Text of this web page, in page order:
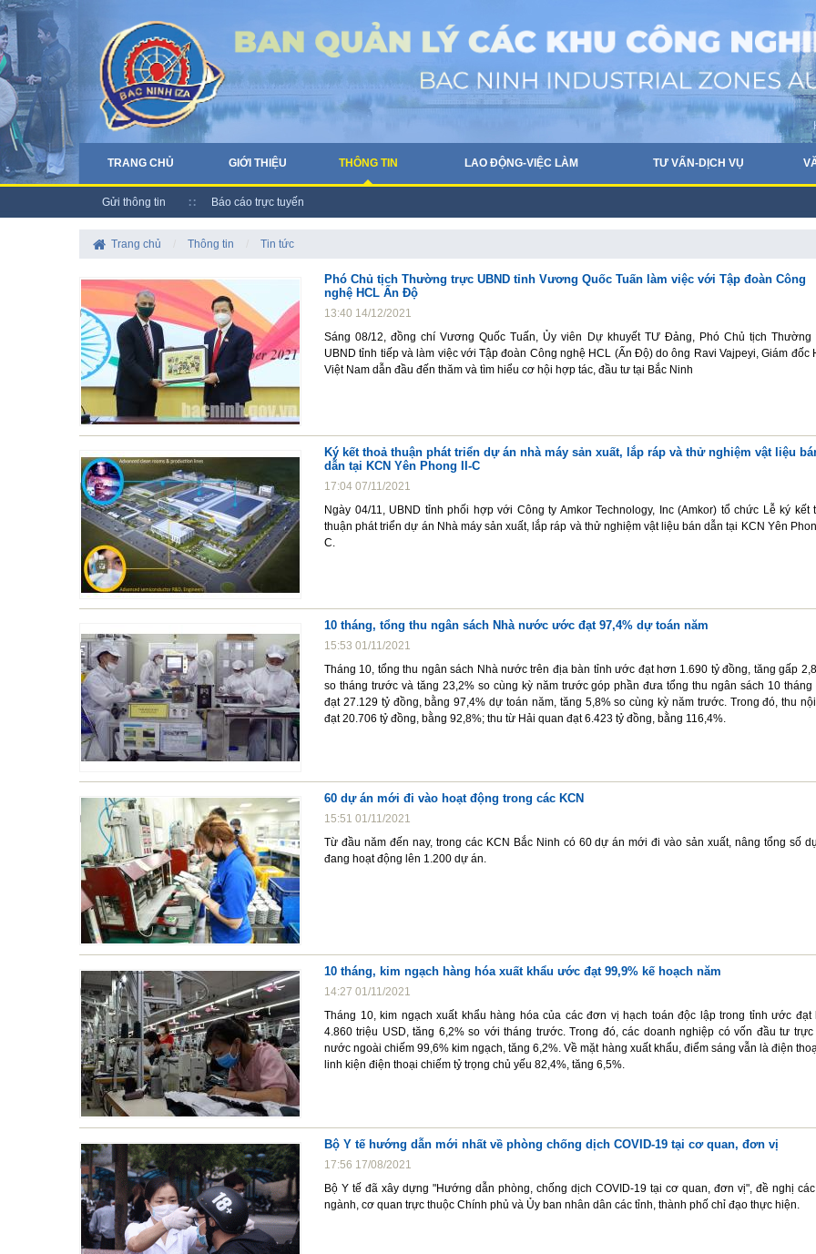
TRANG CHỦ GIỚI THIỆU THÔNG TIN LAO ĐỘNG-VIỆC LÀM TƯ VẤN-DỊCH VỤ
Gửi thông tin Báo cáo trực tuyến
Trang chủ Thông tin Tin tức
Phó Chủ tịch Thường trực UBND tỉnh Vương Quốc Tuấn làm việc với Tập đoàn Công
nghệ HCL Ấn Độ
13:40 14/12/2021
Sáng 08/12, đồng chí Vương Quốc Tuấn, Ủy viên Dự khuyết TƯ Đảng, Phó Chủ tịch Thường
UBND tỉnh tiếp và làm việc với Tập đoàn Công nghệ HCL (Ấn Độ) do ông Ravi Vajpeyi, Giám đốc
Việt Nam dẫn đầu đến thăm và tìm hiểu cơ hội hợp tác, đầu tư tại Bắc Ninh
Ký kết thoả thuận phát triển dự án nhà máy sản xuất, lắp ráp và thử nghiệm vật liệu
dẫn tại KCN Yên Phong II-C
17:04 07/11/2021
Ngày 04/11, UBND tỉnh phối hợp với Công ty Amkor Technology, Inc (Amkor) tổ chức Lễ ký kết
thuận phát triển dự án Nhà máy sản xuất, lắp ráp và thử nghiệm vật liệu bán dẫn tại KCN Yên
C.
10 tháng, tổng thu ngân sách Nhà nước ước đạt 97,4% dự toán năm
15:53 01/11/2021
Tháng 10, tổng thu ngân sách Nhà nước trên địa bàn tỉnh ước đạt hơn 1.690 tỷ đồng, tăng gấp
so tháng trước và tăng 23,2% so cùng kỳ năm trước góp phần đưa tổng thu ngân sách 10 tháng
đạt 27.129 tỷ đồng, bằng 97,4% dự toán năm, tăng 5,8% so cùng kỳ năm trước. Trong đó, thu
đạt 20.706 tỷ đồng, bằng 92,8%; thu từ Hải quan đạt 6.423 tỷ đồng, bằng 116,4%.
60 dự án mới đi vào hoạt động trong các KCN
15:51 01/11/2021
Từ đầu năm đến nay, trong các KCN Bắc Ninh có 60 dự án mới đi vào sản xuất, nâng tổng số
đang hoạt động lên 1.200 dự án.
10 tháng, kim ngạch hàng hóa xuất khẩu ước đạt 99,9% kế hoạch năm
14:27 01/11/2021
Tháng 10, kim ngạch xuất khẩu hàng hóa của các đơn vị hạch toán độc lập trong tỉnh ước đạt
4.860 triệu USD, tăng 6,2% so với tháng trước. Trong đó, các doanh nghiệp có vốn đầu tư trực
nước ngoài chiếm 99,6% kim ngạch, tăng 6,2%. Về mặt hàng xuất khẩu, điểm sáng vẫn là điện
linh kiện điện thoại chiếm tỷ trọng chủ yếu 82,4%, tăng 6,5%.
Bộ Y tế hướng dẫn mới nhất về phòng chống dịch COVID-19 tại cơ quan, đơn vị
17:56 17/08/2021
Bộ Y tế đã xây dựng "Hướng dẫn phòng, chống dịch COVID-19 tại cơ quan, đơn vị", đề nghị
ngành, cơ quan trực thuộc Chính phủ và Ủy ban nhân dân các tỉnh, thành phố chỉ đạo thực hiện.